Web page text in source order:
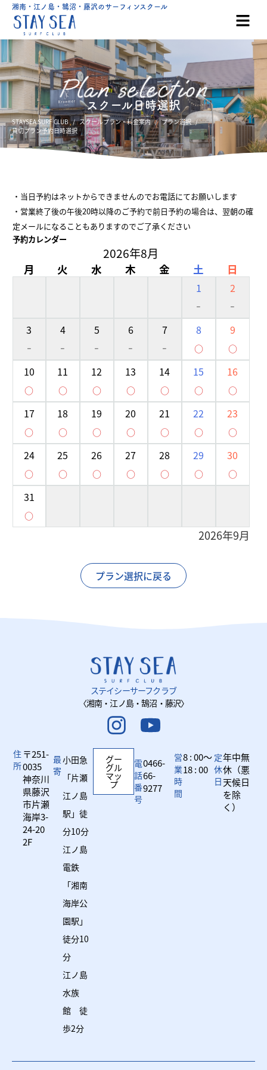
湘南・江ノ島・鵠沼・藤沢のサーフィンスクール
スクール日時選択
STAYSEA SURF CLUB スクールプラン・料金案内
プラン選択
貸切プラン予約日時選択
・当日予約はネットからできませんのでお電話にてお願いします
・営業終了後の午後20時以降のご予約で前日予約の場合は、翌朝の確
定メールになることもありますのでご了承ください
予約カレンダー
2026年8月
月 火 水 木 金 土 日
1
-
2
-
3
-
4
-
5
-
6
-
7
-
8
○
9
○
10
○
11
○
12
○
13
○
14
○
15
○
16
○
17
○
18
○
19
○
20
○
21
○
22
○
23
○
24
○
25
○
26
○
27
○
28
○
29
○
30
○
31
○
2026年9月
プラン選択に戻る
ステイシーサーフクラブ
〈湘南・江ノ島・鵠沼・藤沢〉
住
所
〒251-
0035
神奈川
県藤沢
市片瀬
海岸3-
24-20
2F
最
寄
小田急
「片瀬
江ノ島
駅」徒
分10分
江ノ島
電鉄
「湘南
海岸公
園駅」
徒分10
分
江ノ島
水族
館 徒
歩2分
グー
グル
マッ
プ
電
話
番
号
0466-
66-
9277
営
業
時
間
8 : 00～
18 : 00
定
休
日
年中無
休（悪
天候日
を除
く）